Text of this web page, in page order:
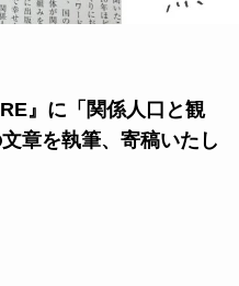
』に「関係人口と観
章を執筆、寄稿いたし